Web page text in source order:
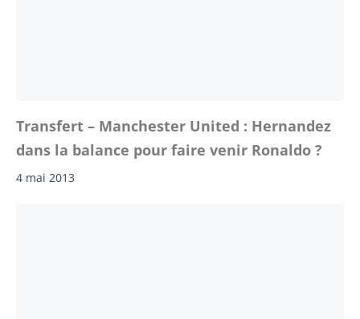
Transfert – Manchester United : Hernandez
dans la balance pour faire venir Ronaldo ?
4 mai 2013